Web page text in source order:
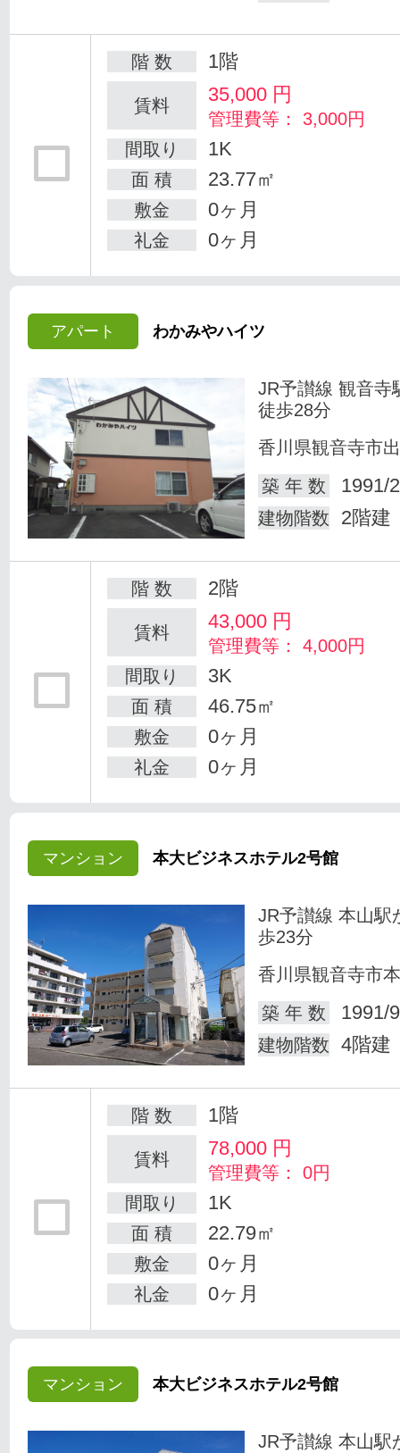
階 数 1階
賃料 35,000 円
管理費等： 3,000円
間取り
1K
面 積 23.77㎡
敷金 0ヶ月
礼金 0ヶ月
アパート わかみやハイツ
JR予讃線 観音寺
徒歩28分
香川県観音寺市
築 年 数
1991/
建物階数 2階建
階 数 2階
賃料 43,000 円
管理費等： 4,000円
間取り
3K
面 積 46.75㎡
敷金 0ヶ月
礼金 0ヶ月
マンション 本大ビジネスホテル2号館
JR予讃線 本山駅
歩23分
香川県観音寺市
築 年 数
1991/
建物階数 4階建
階 数 1階
賃料 78,000 円
管理費等： 0円
間取り
1K
面 積 22.79㎡
敷金 0ヶ月
礼金 0ヶ月
マンション 本大ビジネスホテル2号館
JR予讃線 本山駅